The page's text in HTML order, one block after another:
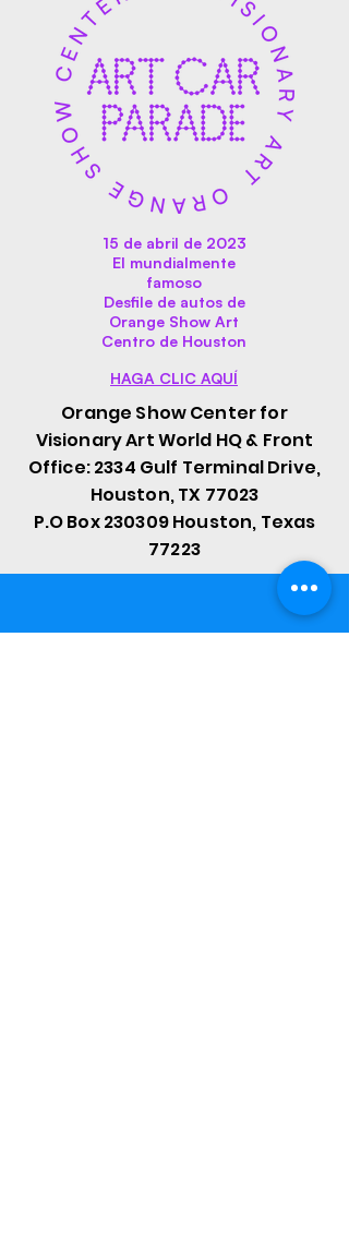
15 de abril de 2023
El mundialmente
famoso
Desfile de autos de
Orange Show Art
Centro de Houston
HAGA CLIC AQUÍ
Orange Show Center for
Visionary Art World HQ & Front
Office: 2334 Gulf Terminal Drive,
Houston, TX 77023
P.O Box 230309 Houston, Texas
77223